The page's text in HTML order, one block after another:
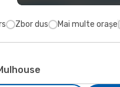
Zbor dus Mai multe orașe